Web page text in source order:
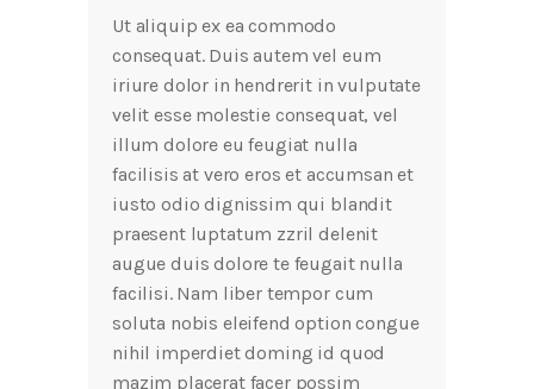
Ut aliquip ex ea commodo
consequat. Duis autem vel eum
iriure dolor in hendrerit in vulputate
velit esse molestie consequat, vel
illum dolore eu feugiat nulla
facilisis at vero eros et accumsan et
iusto odio dignissim qui blandit
praesent luptatum zzril delenit
augue duis dolore te feugait nulla
facilisi. Nam liber tempor cum
soluta nobis eleifend option congue
nihil imperdiet doming id quod
mazim placerat facer possim